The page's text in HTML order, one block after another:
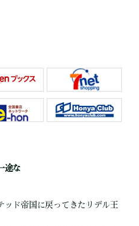
途な
ッド帝国に戻ってきたリデル王